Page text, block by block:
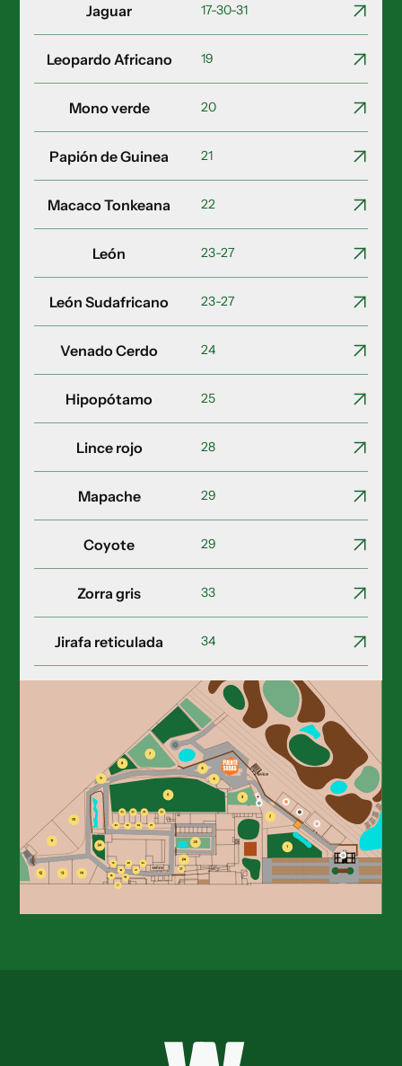
Jaguar 17-30-31
Leopardo Africano 19
Mono verde 20
Papión de Guinea 21
Macaco Tonkeana 22
León 23-27
León Sudafricano 23-27
Venado Cerdo 24
Hipopótamo 25
Lince rojo 28
Mapache 29
Coyote 29
Zorra gris 33
Jirafa reticulada 34